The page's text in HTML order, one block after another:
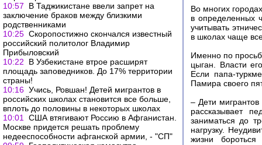
10:57
В Таджикистане ввели запрет на
заключение браков между близкими
родственниками
10:25 Скоропостижно скончался известный
российский политолог Владимир
Прибыловский
10:22
В Узбекистане втрое расширят
площадь заповедников. До 17% территории
страны!
10:16 Учись, Ровшан! Детей мигрантов в
российских школах становится все больше,
вплоть до половины в некоторых школах
10:01
США втягивают Россию в Афганистан.
Москве придется решать проблему
недееспособности афганской армии, - "СП"
Во многих
в определенных
учитывать
в школах чаще
Именно по
цыган. Власти
Если папа-
Памира своего
– Дети
рассказывает
заниматься до
нагрузку.
жизни